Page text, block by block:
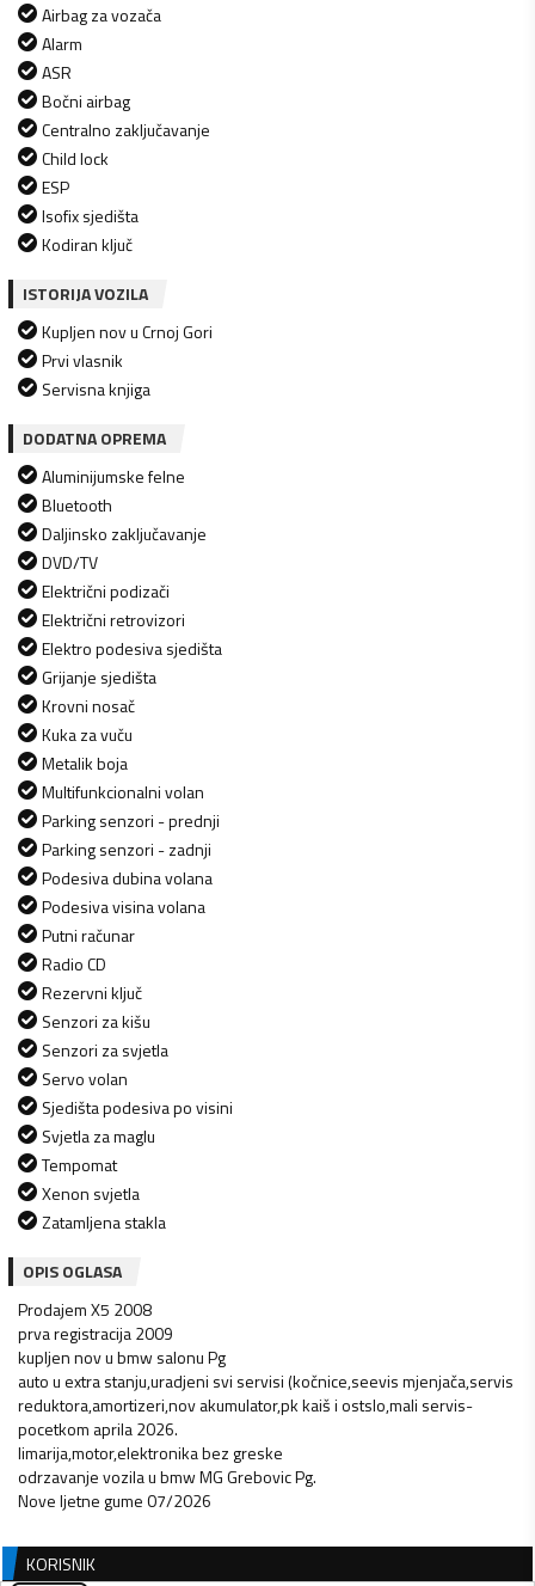
Airbag za vozača
Alarm
ASR
Bočni airbag
Centralno zaključavanje
Child lock
ESP
Isofix sjedišta
Kodiran ključ
ISTORIJA VOZILA
Kupljen nov u Crnoj Gori
Prvi vlasnik
Servisna knjiga
DODATNA OPREMA
Aluminijumske felne
Bluetooth
Daljinsko zaključavanje
DVD/TV
Električni podizači
Električni retrovizori
Elektro podesiva sjedišta
Grijanje sjedišta
Krovni nosač
Kuka za vuču
Metalik boja
Multifunkcionalni volan
Parking senzori - prednji
Parking senzori - zadnji
Podesiva dubina volana
Podesiva visina volana
Putni računar
Radio CD
Rezervni ključ
Senzori za kišu
Senzori za svjetla
Servo volan
Sjedišta podesiva po visini
Svjetla za maglu
Tempomat
Xenon svjetla
Zatamljena stakla
OPIS OGLASA
Prodajem X5 2008
prva registracija 2009
kupljen nov u bmw salonu Pg
auto u extra stanju,uradjeni svi servisi (kočnice,seevis mjenjača,servis
reduktora,amortizeri,nov akumulator,pk kaiš i ostslo,mali servis-
pocetkom aprila 2026.
limarija,motor,elektronika bez greske
odrzavanje vozila u bmw MG Grebovic Pg.
Nove ljetne gume 07/2026
KORISNIK